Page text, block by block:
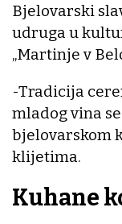
Bjelovarski
udruga u
„Martinje v
-Tradicija
mladog vina
bjelovarskom
klijetima.
Kuhane